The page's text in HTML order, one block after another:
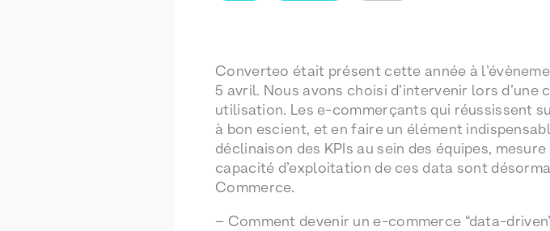
Converteo était présent cette année à
5 avril. Nous avons choisi d’intervenir lors
utilisation. Les e-commerçants qui réussissent
à bon escient, et en faire un élément
déclinaison des KPIs au sein des équipes,
capacité d’exploitation de ces data sont
Commerce.
– Comment devenir un e-commerce “data-